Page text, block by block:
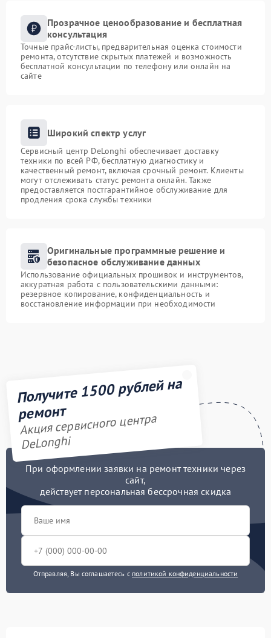
Прозрачное ценообразование и бесплатная
консультация
Точные прайс-листы, предварительная оценка стоимости
ремонта, отсутствие скрытых платежей и возможность
бесплатной консультации по телефону или онлайн на
сайте
Широкий спектр услуг
Сервисный центр DeLonghi обеспечивает доставку
техники по всей РФ, бесплатную диагностику и
качественный ремонт, включая срочный ремонт. Клиенты
могут отслеживать статус ремонта онлайн. Также
предоставляется постгарантийное обслуживание для
продления срока службы техники
Оригинальные программные решение и
безопасное обслуживание данных
Использование официальных прошивок и инструментов,
аккуратная работа с пользовательскими данными:
резервное копирование, конфиденциальность и
восстановление информации при необходимости
Получите 1500 рублей на
ремонт
Акция сервисного центра
DeLonghi
При оформлении заявки на ремонт техники через
сайт,
действует персональная бессрочная скидка
Отправляя, Вы соглашаетесь с политикой конфиденциальности